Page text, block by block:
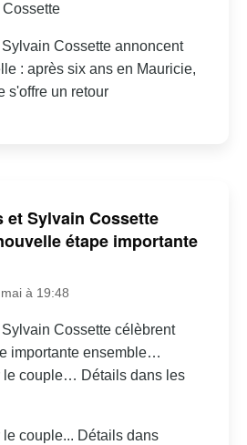
Cossette annoncent
: après six ans en Mauricie,
s'offre un retour
et Sylvain Cossette
étape importante
à 19:48
Cossette célèbrent
importante ensemble…
le couple… Détails dans les
couple... Détails dans